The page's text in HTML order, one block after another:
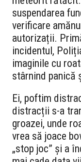
suspendarea
verificare
autorizații.
incidentul,
imaginile cu
stârnind panică
Ei, poftim
distracții s-a
groazei, unde
vrea să joace
„stop joc” și a